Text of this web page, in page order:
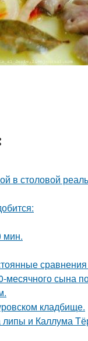
в столовой
мин.
месячного сына
кладбище.
и Каллума